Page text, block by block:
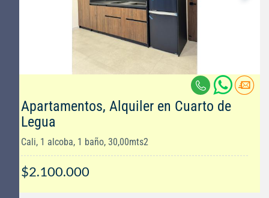
Apartamentos, Alquiler en Cuarto de
Legua
Cali, 1 alcoba, 1 baño, 30,00mts2
$2.100.000